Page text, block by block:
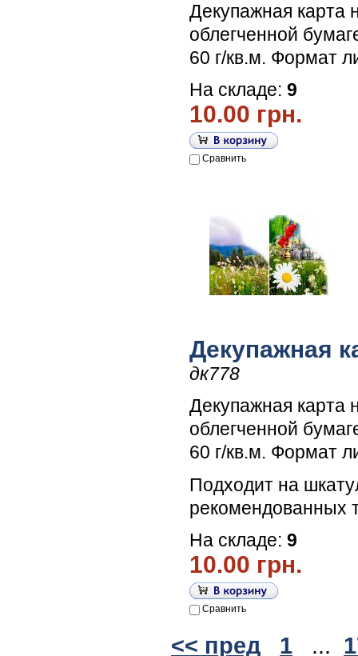
Декупажная карта
облегченной
60 г/кв.м. Формат
На складе: 9
10.00 грн.
Сравнить
Декупажная
дк778
Декупажная карта
облегченной
60 г/кв.м. Формат
Подходит на
рекомендованных
На складе: 9
10.00 грн.
Сравнить
<< пред 1 ...